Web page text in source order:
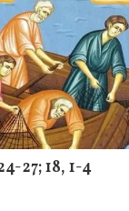
27; 18, 1-4